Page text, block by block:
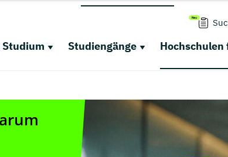
Studium Studiengänge Hochschulen